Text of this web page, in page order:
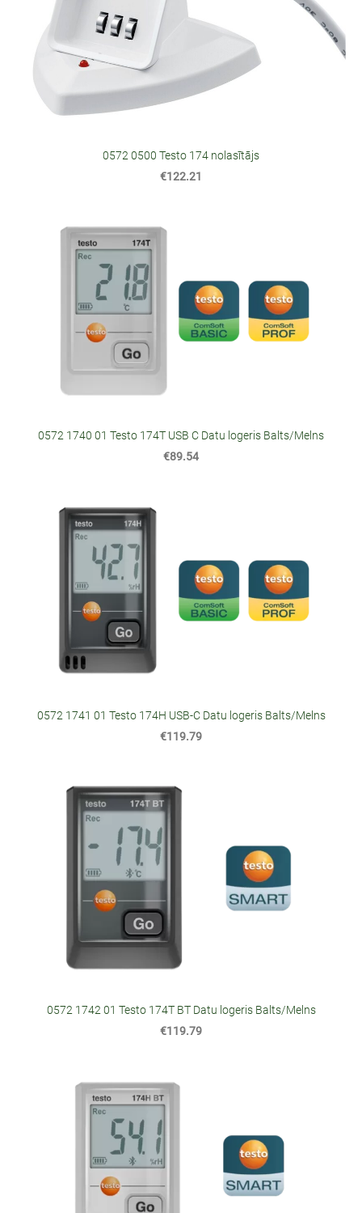
0572 0500 Testo 174 nolasītājs
€122.21
0572 1740 01 Testo 174T USB C Datu logeris Balts/Melns
€89.54
0572 1741 01 Testo 174H USB-C Datu logeris Balts/Melns
€119.79
0572 1742 01 Testo 174T BT Datu logeris Balts/Melns
€119.79